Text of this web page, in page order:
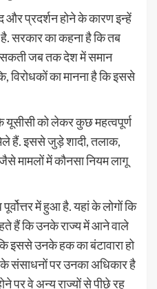
प्रदर्शन होने के कारण इन्हें
सरकार का कहना है कि तब
सकती जब तक देश में समान
विरोधकों का मानना है कि इससे
यूसीसी को लेकर कुछ महत्वपूर्ण
हैं. इससे जुड़े शादी, तलाक,
मामलों में कौनसा नियम लागू
में हुआ है. यहां के लोगों कि
हैं कि उनके राज्य में आने वाले
इससे उनके हक का बंटावारा हो
संसाधनों पर उनका अधिकार है
पर वे अन्य राज्यों से पीछे रह